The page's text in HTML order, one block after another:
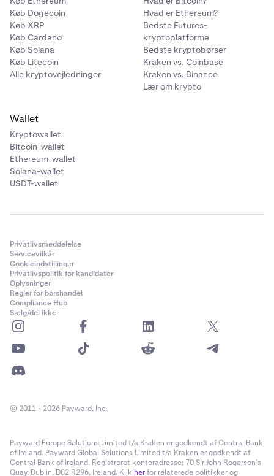
Køb Dogecoin
Køb XRP
Køb Cardano
Køb Solana
Køb Litecoin
Alle kryptovejledninger
Hvad er Ethereum?
Bedste Futures-
kryptoplatforme
Bedste kryptobørser
Kraken vs. Coinbase
Kraken vs. Binance
Lær om krypto
Wallet
Kryptowallet
Bitcoin-wallet
Ethereum-wallet
Solana-wallet
USDT-wallet
Privatlivsmeddelelse
Servicevilkår
Cookieindstillinger
Privatlivspolitik for kandidater
Oplysninger
Regler for børshandel
Compliance Hub
Sælg/del ikke
© 2011 - 2026 Payward, Inc.
Payward Europe Solutions Limited t/a Kraken er godkendt af Central Bank
of Ireland. Payward Global Solutions Limited t/a Kraken er godkendt af
Central Bank of Ireland. Registreret kontoradresse: 70 Sir John Rogerson’s
Quay, Dublin, D02 R296, Ireland. Klik herfor relaterede politikker og